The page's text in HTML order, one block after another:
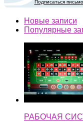
Подписаться
Новые записи
Популярные
РАБОЧАЯ